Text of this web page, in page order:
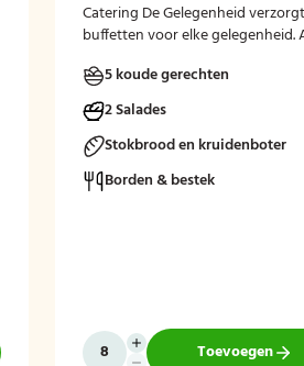
Catering De Gelegenheid verzorgt
buffetten voor elke gelegenheid.
moment.
5 koude gerechten
2 Salades
Stokbrood en kruidenboter
Borden & bestek
Toevoegen